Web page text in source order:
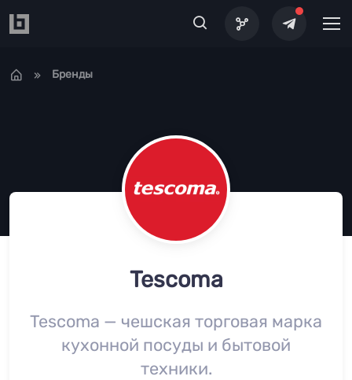
Бренды
Tescoma
Tescoma — чешская торговая марка
кухонной посуды и бытовой
техники.